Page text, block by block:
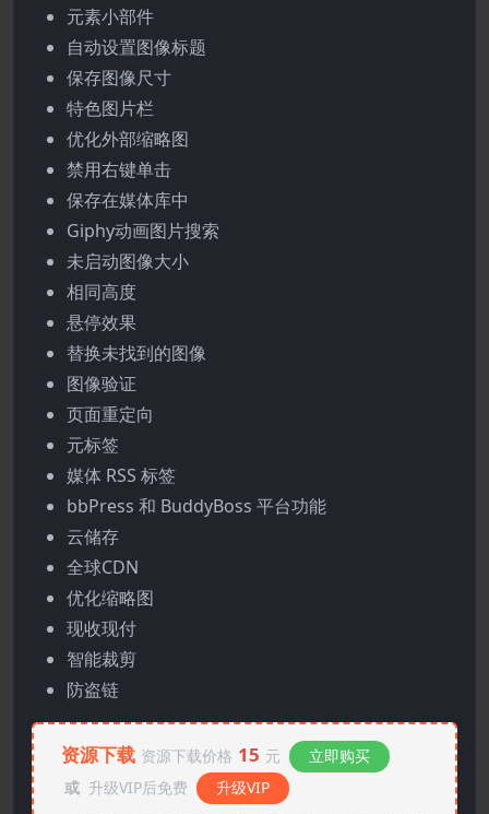
元素小部件
自动设置图像标题
保存图像尺寸
特色图片栏
优化外部缩略图
禁用右键单击
保存在媒体库中
Giphy动画图片搜索
未启动图像大小
相同高度
悬停效果
替换未找到的图像
图像验证
页面重定向
元标签
媒体 RSS 标签
bbPress 和 BuddyBoss 平台功能
云储存
全球CDN
优化缩略图
现收现付
智能裁剪
防盗链
资源下载 资源下载价格 15 元
立即购买
或 升级VIP后免费 升级VIP